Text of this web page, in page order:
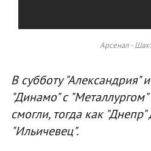
Арсенал -
В субботу "Александрия"
"Динамо" с "Металлургом"
смогли, тогда как
"Ильичевец".